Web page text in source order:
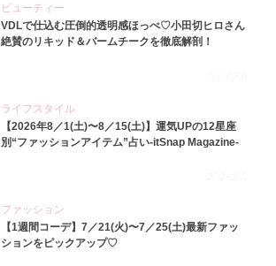
ビューティー
VDLで仕込む圧倒的透明感ほっぺ♡小田切ヒロさん
絶賛のリキッド＆バームチークを徹底解剖！
ライフスタイル
【2026年8／1(土)〜8／15(土)】運気UPの12星座
別“ファッションアイテム”占い-itSnap Magazine-
ファッション
【1週間コーデ】7／21(火)〜7／25(土)最新ファッ
ションをピックアップ♡